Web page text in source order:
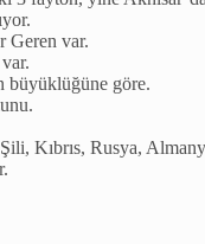
Geren var.
göre.
Şili, Kıbrıs, Rusya,